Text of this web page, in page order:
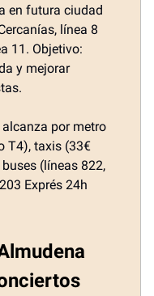
en futura ciudad
línea 8
11. Objetivo:
y mejorar
por metro
T4), taxis (33€
(líneas 822,
Exprés 24h